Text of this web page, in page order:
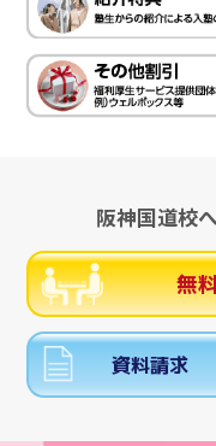
阪神国道校
無
資料請求